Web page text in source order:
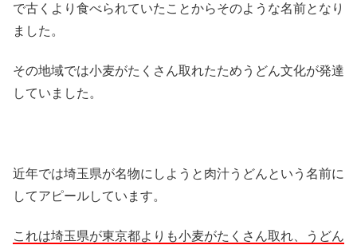
で古くより食べられていたことからそのような名前となり
ました。
その地域では小麦がたくさん取れたためうどん文化が発達
していました。
近年では埼玉県が名物にしようと肉汁うどんという名前に
してアピールしています。
これは埼玉県が東京都よりも小麦がたくさん取れ、うどん